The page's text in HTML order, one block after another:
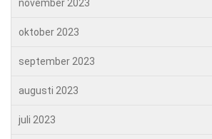
november 2023
oktober 2023
september 2023
augusti 2023
juli 2023